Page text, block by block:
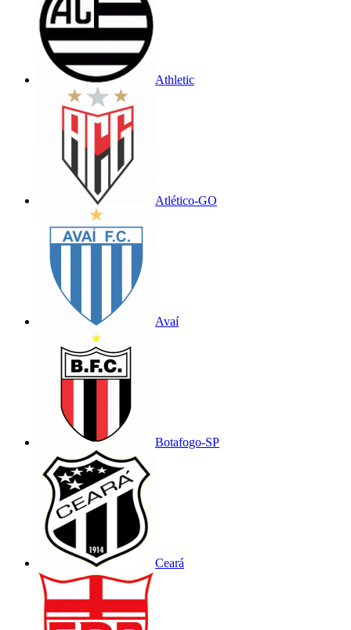
Athletic
Atlético-GO
Avaí
Botafogo-SP
Ceará